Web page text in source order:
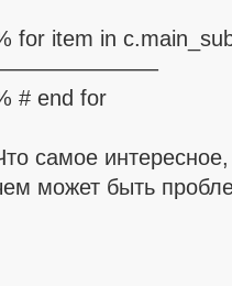
for item in
# end for
самое
может быть